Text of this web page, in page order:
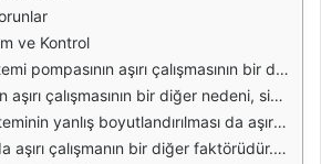
ve Kontrol
pompanın daha fazla çalışmasına neden olabilir. Su devridaimi düzgün olmadığında, pompa sürekli olarak çalışarak suyu hareket ettirmeye çalışır. Bu durumda, sistemdeki hava boşluklarının giderilmesi ve suyun düzgün bir şekilde akmasını sağlamak önemlidir.
pompanın suyu çekmek için daha fazla çaba harcamasına neden olur. Bu da pompanın aşırı ısınmasına ve sonuç olarak aşırı çalışmasına yol açabilir. Su seviyesinin düzenli olarak kontrol edilmesi ve gerektiğinde su eklenmesi, bu sorunun önüne geçebilir.
kapasiteden daha büyükse, bu durum pompanın sürekli olarak çalışmasına ve aşırı ısınmasına neden olabilir. Doğru boyutlandırma, sistemin verimli çalışmasını sağlamak için oldukça önemlidir. Sistem kurulmadan önce profesyonel bir değerlendirme yapılması önerilir.
daha fazla enerji harcarlar. Zamanla aşınan parçalar, pompanın daha fazla çalışmasına ve dolayısıyla daha fazla enerji tüketmesine neden olabilir. Eski bir pompanın değiştirilmesi, enerji tasarrufu sağlarken sistemin genel performansını da artırabilir.